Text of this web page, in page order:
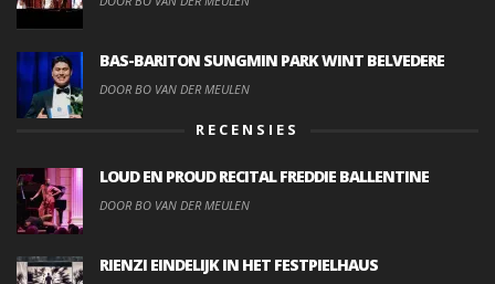
BAS-BARITON SUNGMIN PARK WINT BELVEDERE
DOOR BO VAN DER MEULEN
RECENSIES
LOUD EN PROUD RECITAL FREDDIE BALLENTINE
DOOR BO VAN DER MEULEN
RIENZI EINDELIJK IN HET FESTPIELHAUS